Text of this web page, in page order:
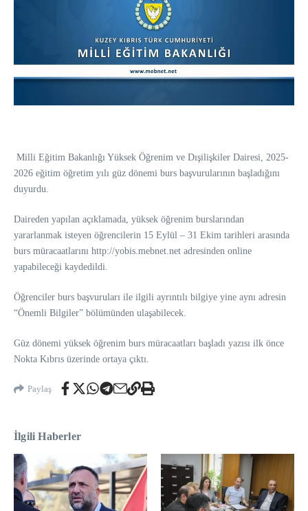
Milli Eğitim Bakanlığı Yüksek Öğrenim ve Dışilişkiler Dairesi, 2025-
2026 eğitim öğretim yılı güz dönemi burs başvurularının başladığını
duyurdu.
Daireden yapılan açıklamada, yüksek öğrenim burslarından
yararlanmak isteyen öğrencilerin 15 Eylül – 31 Ekim tarihleri arasında
burs müracaatlarını http://yobis.mebnet.net adresinden online
yapabileceği kaydedildi.
Öğrenciler burs başvuruları ile ilgili ayrıntılı bilgiye yine aynı adresin
“Önemli Bilgiler” bölümünden ulaşabilecek.
Güz dönemi yüksek öğrenim burs müracaatları başladı yazısı ilk önce
Nokta Kıbrıs üzerinde ortaya çıktı.
Paylaş
İlgili Haberler